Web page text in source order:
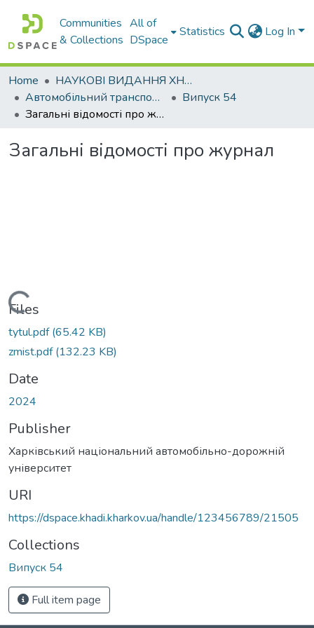
Communities
& Collections
All of
DSpace
Statistics Log In
Home
НАУКОВІ ВИДАННЯ ХНАДУ
Автомобільний транспорт / Автомобильный транспорт
Випуск 54
Загальні відомості про журнал
Загальні відомості про журнал
Loading...
Files
tytul.pdf(65.42 KB)
zmist.pdf(132.23 KB)
Date
2024
Publisher
Харківський національний автомобільно-дорожній
університет
URI
https://dspace.khadi.kharkov.ua/handle/123456789/21505
Collections
Випуск 54
Full item page